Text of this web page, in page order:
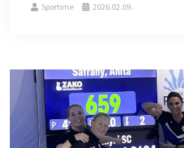
Sportime 2026.02.09.